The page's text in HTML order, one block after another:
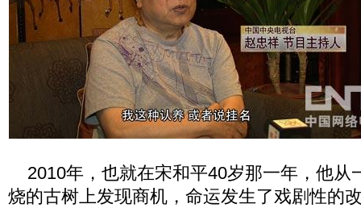
2010年，也就在宋和平40岁那一年，他从
烧的古树上发现商机，命运发生了戏剧性的